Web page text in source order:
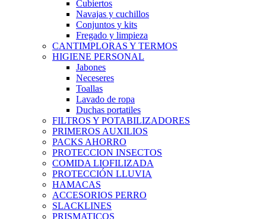
Cubiertos
Navajas y cuchillos
Conjuntos y kits
Fregado y limpieza
CANTIMPLORAS Y TERMOS
HIGIENE PERSONAL
Jabones
Neceseres
Toallas
Lavado de ropa
Duchas portatiles
FILTROS Y POTABILIZADORES
PRIMEROS AUXILIOS
PACKS AHORRO
PROTECCION INSECTOS
COMIDA LIOFILIZADA
PROTECCIÓN LLUVIA
HAMACAS
ACCESORIOS PERRO
SLACKLINES
PRISMATICOS